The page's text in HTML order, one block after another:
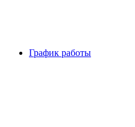
График работы